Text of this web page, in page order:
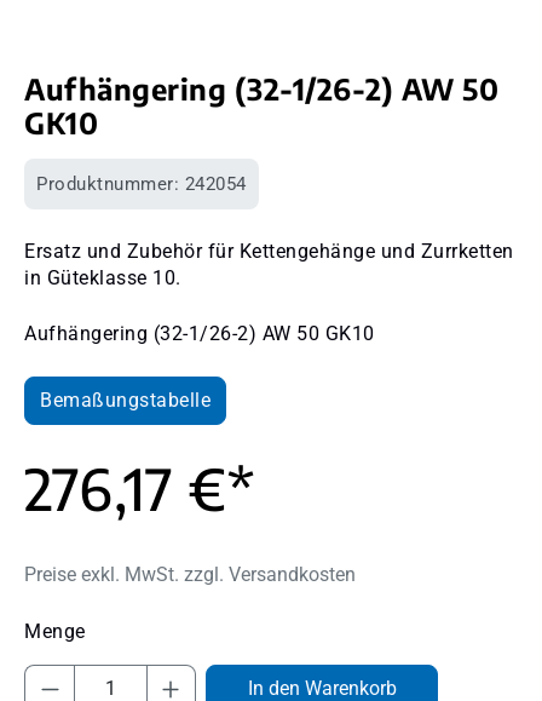
Aufhängering (32-1/26-2) AW 50
GK10
Produktnummer: 242054
Ersatz und Zubehör für Kettengehänge und Zurrketten
in Güteklasse 10.
Aufhängering (32-1/26-2) AW 50 GK10
Bemaßungstabelle
276,17 €*
Preise exkl. MwSt. zzgl. Versandkosten
Produkt Anzahl: Gib den gewünschten
In den Warenkorb